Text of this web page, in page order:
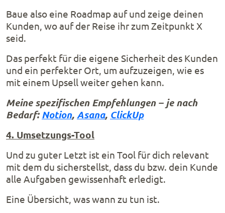
Baue also eine Roadmap auf und zeige deinen
Kunden, wo auf der Reise ihr zum Zeitpunkt X
seid.
Das perfekt für die eigene Sicherheit des Kunden
und ein perfekter Ort, um aufzuzeigen, wie es
mit einem Upsell weiter gehen kann.
Meine spezifischen Empfehlungen – je nach
Bedarf: Notion, Asana, ClickUp
4. Umsetzungs-Tool
Und zu guter Letzt ist ein Tool für dich relevant
mit dem du sicherstellst, dass du bzw. dein Kunde
alle Aufgaben gewissenhaft erledigt.
Eine Übersicht, was wann zu tun ist.